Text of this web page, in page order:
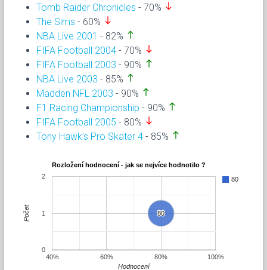
Tomb Raider Chronicles - 70% south
The Sims - 60% south
NBA Live 2001 - 82% north
FIFA Football 2004 - 70% south
FIFA Football 2003 - 90% north
NBA Live 2003 - 85% north
Madden NFL 2003 - 90% north
F1 Racing Championship - 90% north
FIFA Football 2005 - 80% south
Tony Hawk's Pro Skater 4 - 85% north
Rozložení hodnocení - jak se nejvíce hodnotilo ?
80
80
80
40% 60% 80% 100%
0
1
2
Hodnocení
Počet